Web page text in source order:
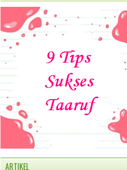
ARTIKEL